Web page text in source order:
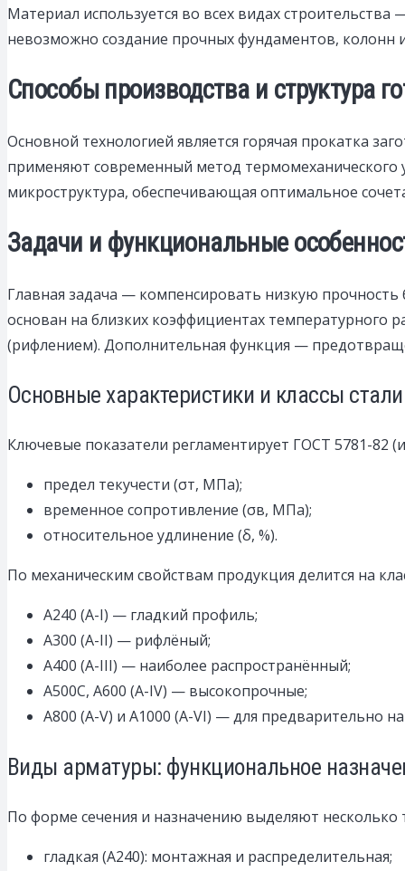
Материал используется во всех видах
невозможно создание прочных фундаментов, колонн
Способы производства и структура
Основной технологией является горячая прокатка
применяют современный метод термомеханического
микроструктура, обеспечивающая оптимальное
Задачи и функциональные
Главная задача — компенсировать низкую
основан на близких коэффициентах температурного
(рифлением). Дополнительная функция —
Основные характеристики и классы стали
Ключевые показатели регламентирует ГОСТ 5781-82
предел текучести (σт, МПа);
временное сопротивление (σв, МПа);
относительное удлинение (δ, %).
По механическим свойствам продукция делится на
А240 (A-I) — гладкий профиль;
А300 (A-II) — рифлёный;
А400 (A-III) — наиболее распространённый;
А500С, А600 (A-IV) — высокопрочные;
А800 (A-V) и А1000 (A-VI) — для предварительно
Виды арматуры: функциональное
По форме сечения и назначению выделяют несколько
гладкая (А240): монтажная и распределительная;